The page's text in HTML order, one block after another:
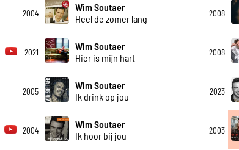
2004
Wim Soutaer
Heel de zomer lang
2008
2021
Wim Soutaer
Hier is mijn hart
2008
2005
Wim Soutaer
Ik drink op jou
2023
2004
Wim Soutaer
Ik hoor bij jou
2003